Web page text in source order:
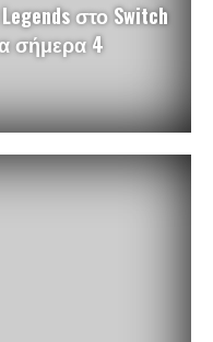
στο Switch
σήμερα 4